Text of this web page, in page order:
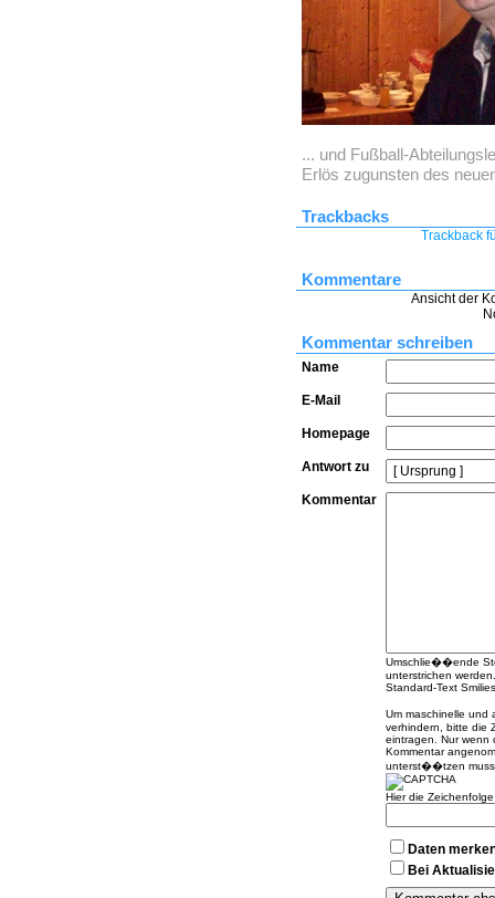
... und Fußball-
Erlös zugunsten des
Trackbacks
Trackback
Kommentare
Ansicht der
Kommentar schreiben
Name
E-Mail
Homepage
Antwort zu
Kommentar
Umschlie��ende
unterstrichen werden.
Standard-Text
Um maschinelle
verhindern, bitte die
eintragen. Nur wenn
Kommentar
unterst��tzen muss
Hier die
Daten
Bei